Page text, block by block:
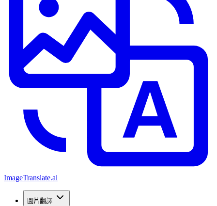
ImageTranslate.ai
圖片翻譯